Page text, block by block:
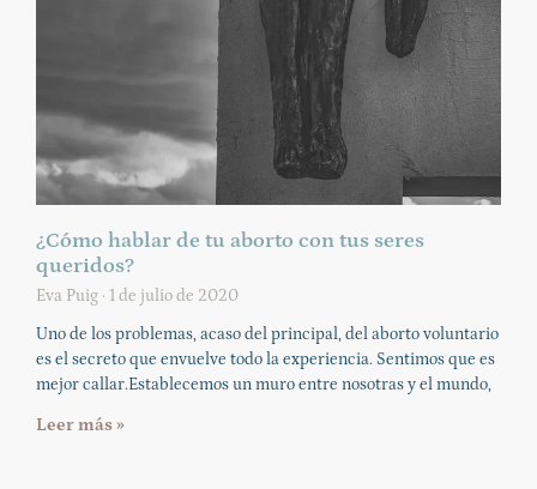
¿Cómo hablar de tu aborto con tus seres
queridos?
Eva Puig
1 de julio de 2020
Uno de los problemas, acaso del principal, del aborto voluntario
es el secreto que envuelve todo la experiencia. Sentimos que es
mejor callar.Establecemos un muro entre nosotras y el mundo,
Leer más »